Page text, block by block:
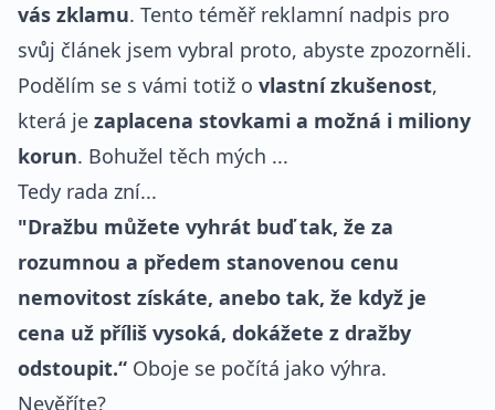
vás zklamu. Tento téměř reklamní nadpis pro
svůj článek jsem vybral proto, abyste zpozorněli.
Podělím se s vámi totiž o vlastní zkušenost,
která je zaplacena stovkami a možná i miliony
korun. Bohužel těch mých ...
Tedy rada zní...
"Dražbu můžete vyhrát buď tak, že za
rozumnou a předem stanovenou cenu
nemovitost získáte, anebo tak, že když je
cena už příliš vysoká, dokážete z dražby
odstoupit.“ Oboje se počítá jako výhra.
Nevěříte?